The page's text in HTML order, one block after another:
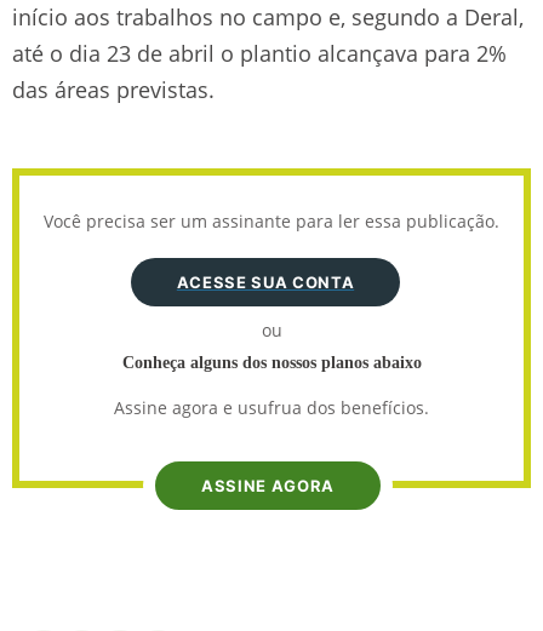
início aos trabalhos no campo e, segundo a Deral,
até o dia 23 de abril o plantio alcançava para 2%
das áreas previstas.
Você precisa ser um assinante para ler essa publicação.
ACESSE SUA CONTA
ou
Conheça alguns dos nossos planos abaixo
Assine agora e usufrua dos benefícios.
ASSINE AGORA